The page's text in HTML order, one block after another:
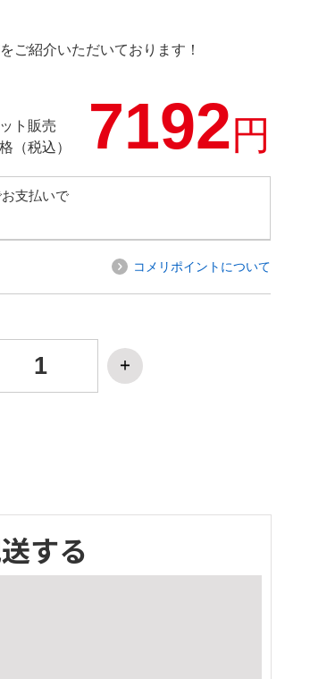
ご紹介いただいております！
ト販売
（税込）
7192円
支払いで
コメリポイントについて
する